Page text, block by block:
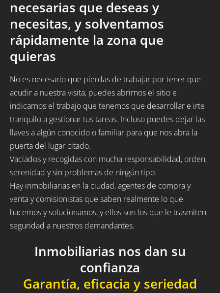
necesarias que deseas y
necesitas, y solventamos
rápidamente la zona que
quieras
No es necesario que pierdas de trabajar por tener que
acudir a nuestra visita, puedes abrirnos el sitio e
indicarnos el trabajo que tenemos que desarrollar e irte
tranquilo a gestionar tus tareas. Incluso puedes dejar las
llaves a algún conocido o familiar para que nos abra la
puerta del lugar citado.
Vaciados y recogidas con mucha responsabilidad, orden,
serenidad y sin problemas de ningún tipo.
Hay inmobiliarias en la ciudad, agentes de compra y
venta y comisionistas que saben realmente lo que
hacemos y solucionamos, y ellos son los que le trasmiten
seguridad a nuestros demandantes.
Inmobiliarias nos dan su
confianza
Garantía, eficacia y seriedad